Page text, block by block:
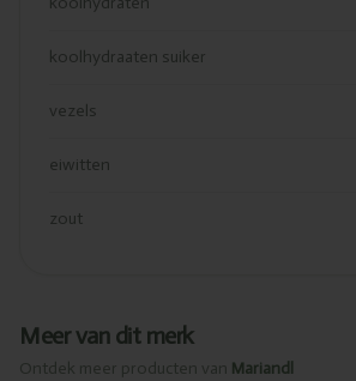
koolhydraaten suiker
vezels
eiwitten
zout
Meer van dit merk
Ontdek meer producten van Mariandl